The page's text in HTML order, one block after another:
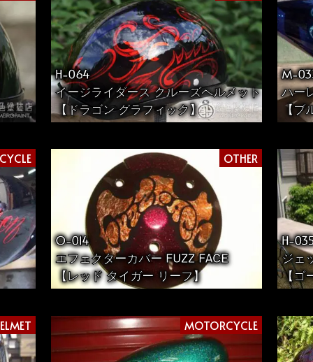
H-064
イージライダース クルーズヘルメット
【ドラゴン グラフィック】
M-
ハー
【ブ
OTHER
O-014
エフェクターカバー FUZZ FACE
【レッド タイガー リーフ】
H-
ジェ
【ゴ
MOTORCYCLE